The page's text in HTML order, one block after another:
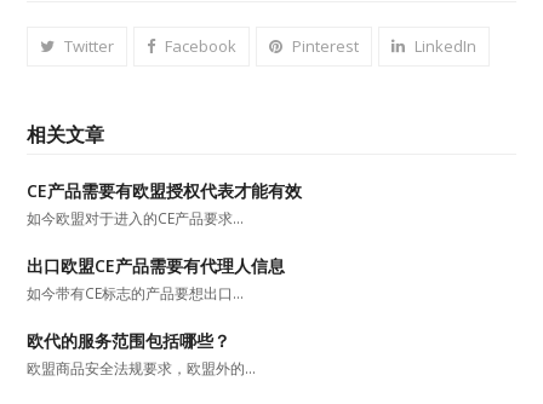
Twitter Facebook Pinterest LinkedIn
相关文章
CE产品需要有欧盟授权代表才能有效
如今欧盟对于进入的CE产品要求…
出口欧盟CE产品需要有代理人信息
如今带有CE标志的产品要想出口…
欧代的服务范围包括哪些？
欧盟商品安全法规要求，欧盟外的…